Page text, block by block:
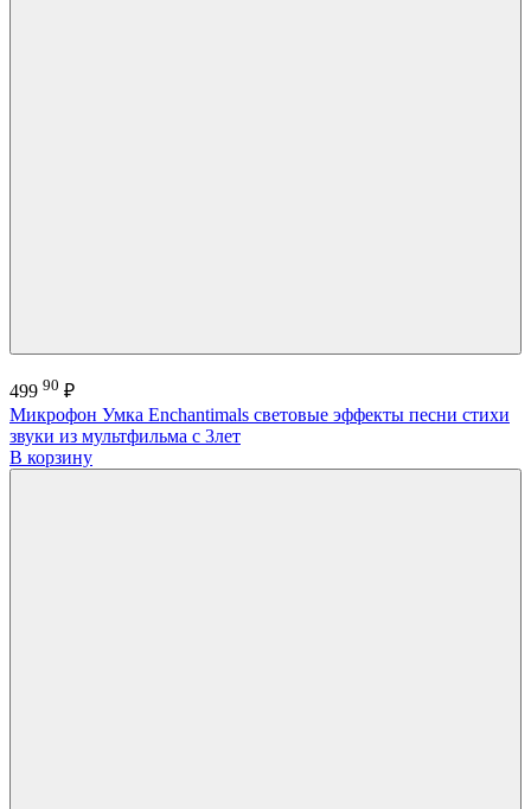
499 90 ₽
Микрофон Умка Enchantimals световые эффекты песни стихи
звуки из мультфильма с 3лет
В корзину